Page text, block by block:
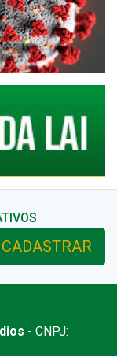
CADASTRAR
- CNPJ: